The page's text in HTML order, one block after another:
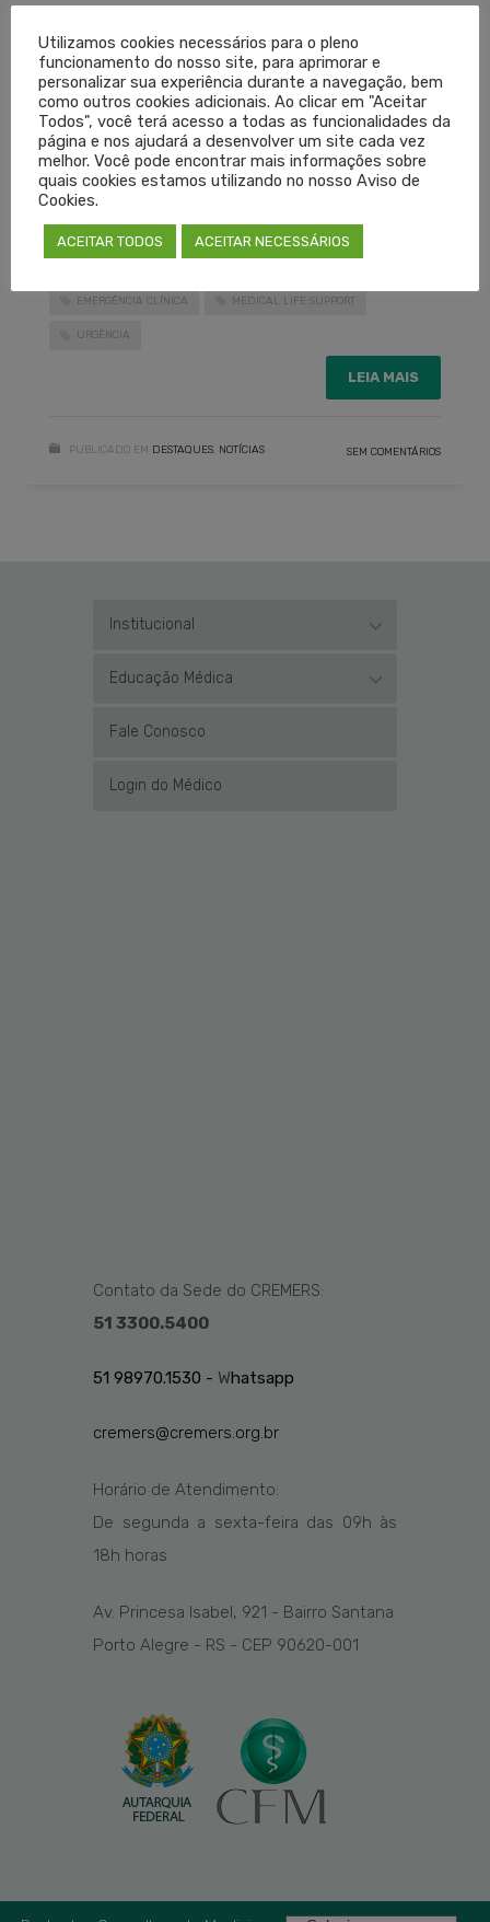
armas de destruição em massa.
Além da parte teórica, haverá simulações de
atendimento. Os alunos serão certificados pelo
American College of Surgeons e National
Association of Emergency Medical Technicians.
EMERGÊNCIA CLÍNICA MEDICAL LIFE SUPPORT
URGÊNCIA
LEIA MAIS
PUBLICADO EM DESTAQUES NOTÍCIAS SEM COMENTÁRIOS
Institucional
Educação Médica
Fale Conosco
Login do Médico
Contato da Sede do CREMERS:
51 3300.5400
51 98970.1530 - Whatsapp
cremers@cremers.org.br
Horário de Atendimento:
De segunda a sexta-feira das 09h às
18h horas
Av. Princesa Isabel, 921 - Bairro Santana
Porto Alegre - RS - CEP 90620-001
Utilizamos cookies necessários para o pleno
funcionamento do nosso site, para aprimorar e
personalizar sua experiência durante a navegação, bem
como outros cookies adicionais. Ao clicar em "Aceitar
Todos", você terá acesso a todas as funcionalidades da
página e nos ajudará a desenvolver um site cada vez
melhor. Você pode encontrar mais informações sobre
quais cookies estamos utilizando no nosso Aviso de
Cookies.
ACEITAR TODOS ACEITAR NECESSÁRIOS